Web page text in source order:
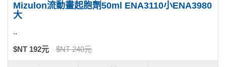
Mizulon流動畫起胞劑50ml ENA3110小ENA3980
大
..
$NT 192元 $NT 240元